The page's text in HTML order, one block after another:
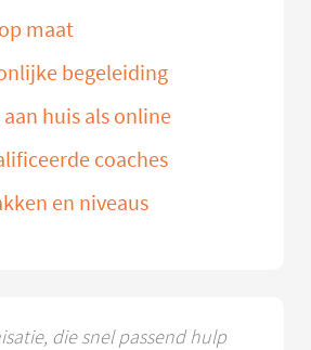
maat
begeleiding
huis als online
coaches
en niveaus
die snel passend hulp